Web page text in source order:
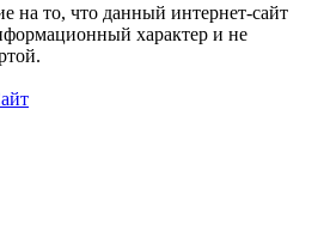
на то, что данный интернет-сайт
характер и не